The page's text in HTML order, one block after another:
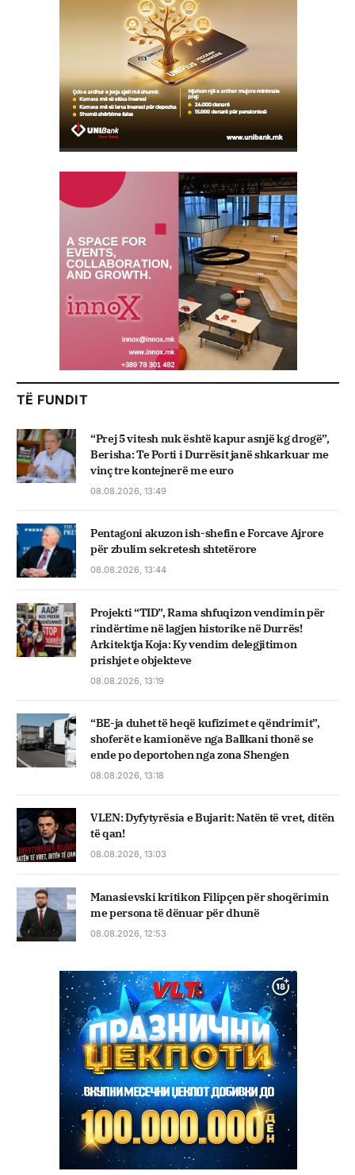
TË FUNDIT
“Prej 5 vitesh nuk është kapur asnjë kg drogë”,
Berisha: Te Porti i Durrësit janë shkarkuar me
vinç tre kontejnerë me euro
08.08.2026, 13:49
Pentagoni akuzon ish-shefin e Forcave Ajrore
për zbulim sekretesh shtetërore
08.08.2026, 13:44
Projekti “TID”, Rama shfuqizon vendimin për
rindërtime në lagjen historike në Durrës!
Arkitektja Koja: Ky vendim delegjitimon
prishjet e objekteve
08.08.2026, 13:19
“BE-ja duhet të heqë kufizimet e qëndrimit”,
shoferët e kamionëve nga Ballkani thonë se
ende po deportohen nga zona Shengen
08.08.2026, 13:18
VLEN: Dyfytyrësia e Bujarit: Natën të vret, ditën
të qan!
08.08.2026, 13:03
Manasievski kritikon Filipçen për shoqërimin
me persona të dënuar për dhunë
08.08.2026, 12:53